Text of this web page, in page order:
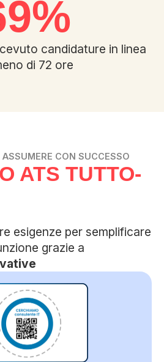
%
candidature in linea
di 72 ore
ASSUMERE CON SUCCESSO
ATS TUTTO-
esigenze per semplificare
grazie a